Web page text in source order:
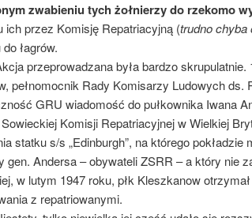
zwabieniu tych żołnierzy do rzekomo
ich przez Komisję Repatriacyjną (trudno chyba
łagrów.
była bardzo skrupulatnie. 1
pełnomocnik Rady Komisarzy Ludowych ds.
GRU wiadomość do pułkownika Iwana
Komisji Repatriacyjnej w Wielkiej
statku s/s „Edinburgh”, na którego pokładzie
gen. Andersa – obywateli ZSRR – a który nie
w lutym 1947 roku, płk Kleszkanow
z repatriowanymi.